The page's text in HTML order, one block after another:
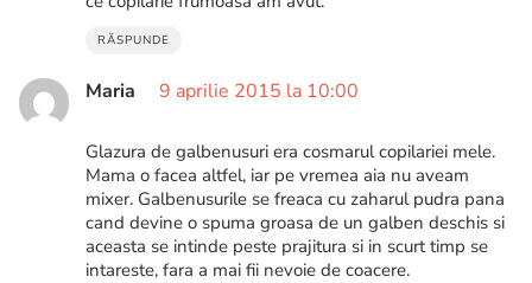
RĂSPUNDE
Maria 9 aprilie 2015 la 10:00
Glazura de galbenusuri era cosmarul copilariei mele.
Mama o facea altfel, iar pe vremea aia nu aveam
mixer. Galbenusurile se freaca cu zaharul pudra pana
cand devine o spuma groasa de un galben deschis si
aceasta se intinde peste prajitura si in scurt timp se
intareste, fara a mai fii nevoie de coacere.